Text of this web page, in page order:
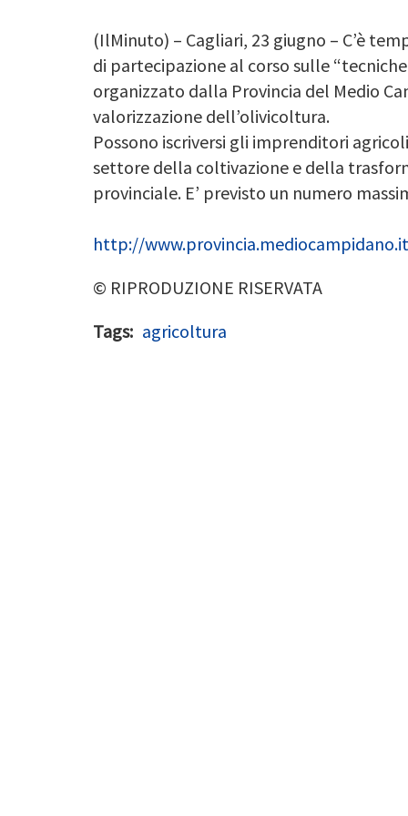
(IlMinuto) – Cagliari, 23 giugno – C’è
di partecipazione al corso sulle
organizzato dalla Provincia del Medio
valorizzazione dell’olivicoltura.
Possono iscriversi gli imprenditori
settore della coltivazione e della
provinciale. E’ previsto un numero
http://
© RIPRODUZIONE RISERVATA
Tags agricoltura